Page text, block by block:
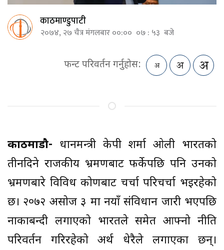
काठमाण्डुपाटी
२०७४, २७ चैत्र मंगलबार ००:०० ०७ : ५३ बजे
फन्ट परिवर्तन गर्नुहोस:
काठमाडौ‌- प्रधानमन्त्री केपी शर्मा ओली भारतको
तीनदिने राजकीय भ्रमणबाट फर्केपछि पनि उनको
भ्रमणबारे विविध कोणबाट चर्चा परिचर्चा भइरहेको
छ। २०७२ असोज ३ मा नयाँ संविधान जारी भएपछि
नाकाबन्दी लगाएको भारतले समेत आफ्नो नीति
परिवर्तन गरिरहेको अर्थ धेरैले लगाएका छन्।